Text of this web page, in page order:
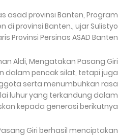
asad provinsi Banten, Program
di provinsi Banten., ujar Sulistyo
Provinsi Persinas ASAD Banten
Aldi, Mengatakan Pasang Giri
dalam pencak silat, tetapi juga
serta menumbuhkan rasa
luhur yang terkandung dalam
kepada generasi berikutnya.
Giri berhasil menciptakan